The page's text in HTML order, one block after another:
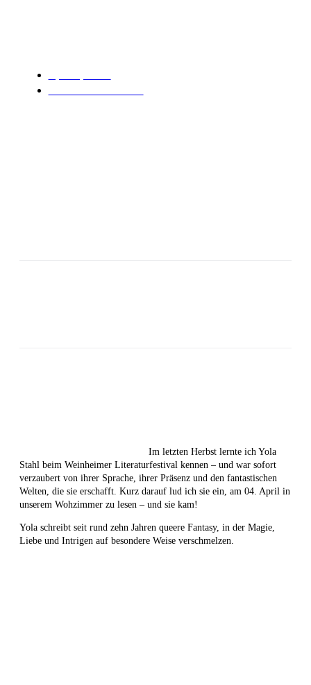
Im letzten Herbst lernte ich Yola
Stahl beim Weinheimer Literaturfestival kennen – und war sofort
verzaubert von ihrer Sprache, ihrer Präsenz und den fantastischen
Welten, die sie erschafft. Kurz darauf lud ich sie ein, am 04. April in
unserem Wohzimmer zu lesen – und sie kam!
Yola schreibt seit rund zehn Jahren queere Fantasy, in der Magie,
Liebe und Intrigen auf besondere Weise verschmelzen.